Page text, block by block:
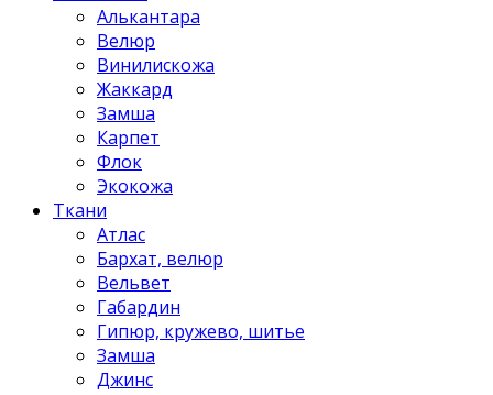
Алькантара
Велюр
Винилискожа
Жаккард
Замша
Карпет
Флок
Экокожа
Ткани
Атлас
Бархат, велюр
Вельвет
Габардин
Гипюр, кружево, шитье
Замша
Джинс